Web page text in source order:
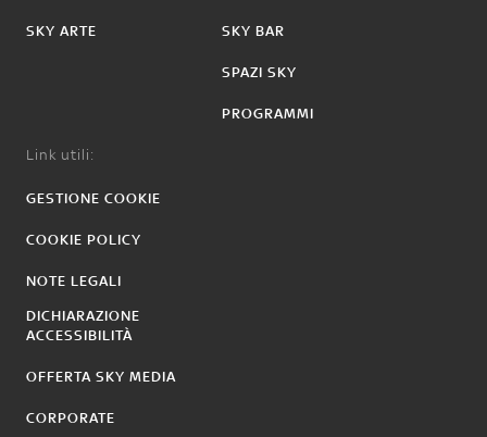
SKY ARTE SKY BAR
SPAZI SKY
PROGRAMMI
Link utili:
GESTIONE COOKIE
COOKIE POLICY
NOTE LEGALI
DICHIARAZIONE
ACCESSIBILITÀ
OFFERTA SKY MEDIA
CORPORATE